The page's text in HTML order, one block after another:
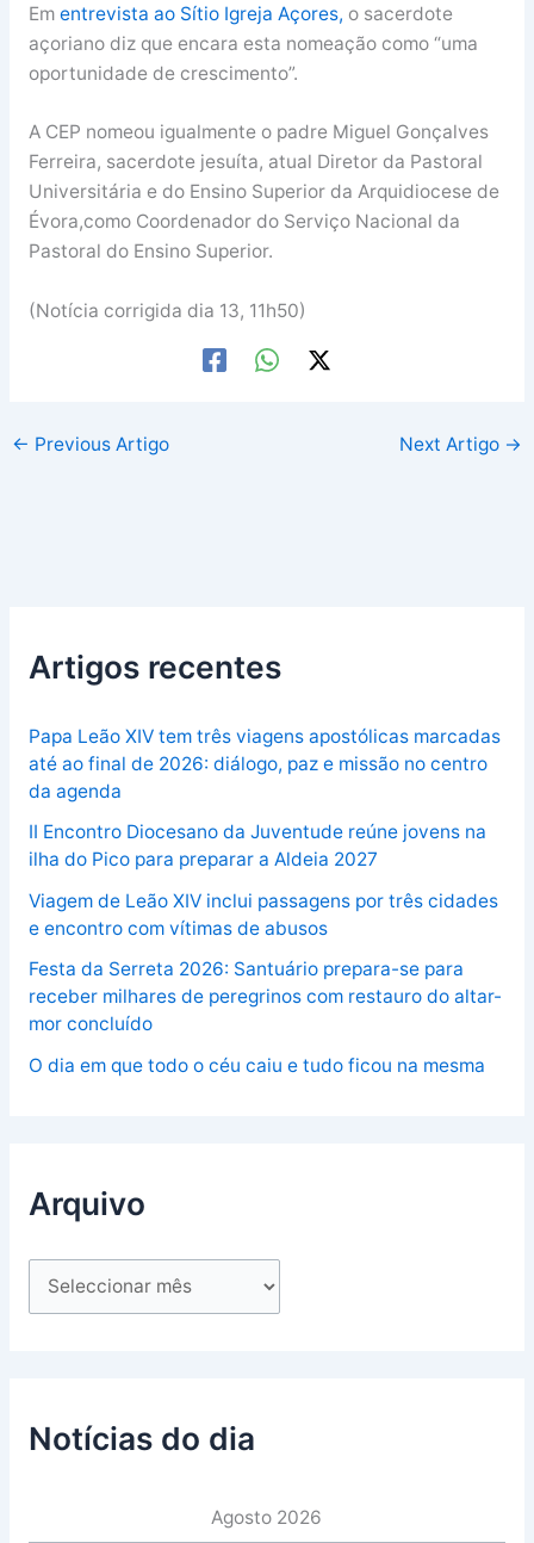
Em entrevista ao Sítio Igreja Açores, o sacerdote
açoriano diz que encara esta nomeação como “uma
oportunidade de crescimento”.
A CEP nomeou igualmente o padre Miguel Gonçalves
Ferreira, sacerdote jesuíta, atual Diretor da Pastoral
Universitária e do Ensino Superior da Arquidiocese de
Évora,como Coordenador do Serviço Nacional da
Pastoral do Ensino Superior.
(Notícia corrigida dia 13, 11h50)
← Previous Artigo Next Artigo →
Artigos recentes
Papa Leão XIV tem três viagens apostólicas marcadas
até ao final de 2026: diálogo, paz e missão no centro
da agenda
II Encontro Diocesano da Juventude reúne jovens na
ilha do Pico para preparar a Aldeia 2027
Viagem de Leão XIV inclui passagens por três cidades
e encontro com vítimas de abusos
Festa da Serreta 2026: Santuário prepara-se para
receber milhares de peregrinos com restauro do altar-
mor concluído
O dia em que todo o céu caiu e tudo ficou na mesma
Arquivo
Notícias do dia
Agosto 2026